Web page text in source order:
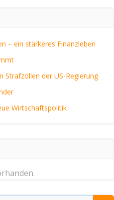
– ein stärkeres Finanzleben
Strafzöllen der US-Regierung
Wirtschaftspolitik